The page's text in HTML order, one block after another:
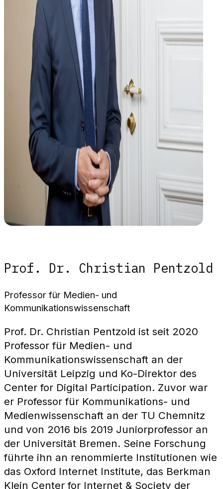
Prof. Dr. Christian Pentzold
Professor für Medien- und
Kommunikationswissenschaft
Prof. Dr. Christian Pentzold ist seit 2020
Professor für Medien- und
Kommunikationswissenschaft an der
Universität Leipzig und Ko-Direktor des
Center for Digital Participation. Zuvor war
er Professor für Kommunikations- und
Medienwissenschaft an der TU Chemnitz
und von 2016 bis 2019 Juniorprofessor an
der Universität Bremen. Seine Forschung
führte ihn an renommierte Institutionen wie
das Oxford Internet Institute, das Berkman
Klein Center for Internet & Society der